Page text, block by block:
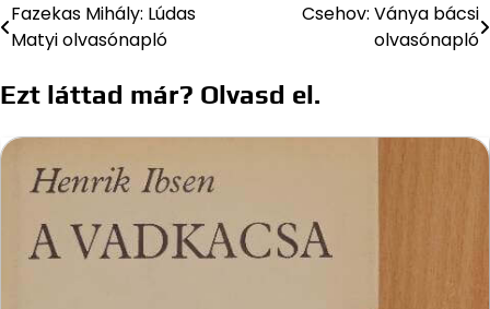
Bejegyzés
navigáció
Fazekas Mihály: Lúdas
Matyi olvasónapló
Csehov: Ványa bácsi
olvasónapló
Ezt láttad már? Olvasd el.